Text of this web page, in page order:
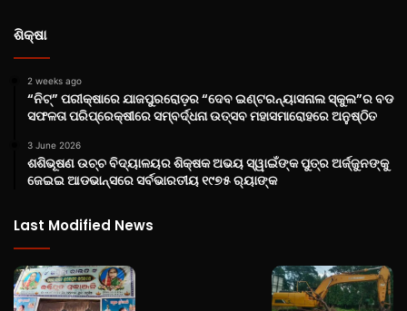
ଶିକ୍ଷା
2 weeks ago
“ନିଟ୍‌” ପରୀକ୍ଷାରେ ଯାଜପୁରରୋଡ଼ର “ଦେବ ଇଣ୍ଟରନ୍ୟାସନାଲ ସ୍କୁଲ”ର ବଡ
ସଫଳତା ପରିପ୍ରେକ୍ଷୀରେ ସମ୍ବର୍ଦ୍ଧନା ଉତ୍ସବ ମହାସମାରୋହରେ ଅନୁଷ୍ଠିତ
3 June 2026
ଶଶିଭୂଷଣ ଉଚ୍ଚ ବିଦ୍ୟାଳୟର ଶିକ୍ଷକ ଅଭୟ ସ୍ୱାଇଁଙ୍କ ପୁତ୍ର ଅର୍ଜ୍ଜୁନଙ୍କୁ
ଜେଇଇ ଆଡଭାନ୍ସରେ ସର୍ବଭାରତୀୟ ୧୯୭୫ ର‌୍ୟାଙ୍କ
Last Modified News